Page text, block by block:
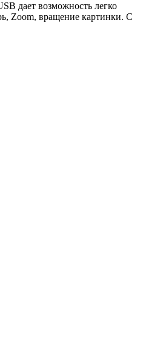
дает возможность легко
Zoom, вращение картинки. С